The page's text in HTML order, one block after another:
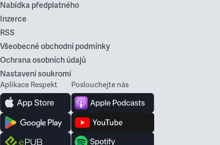
Nabídka předplatného
Inzerce
RSS
Všeobecné obchodní podmínky
Ochrana osobních údajů
Nastavení soukromí
Aplikace Respekt Poslouchejte nás